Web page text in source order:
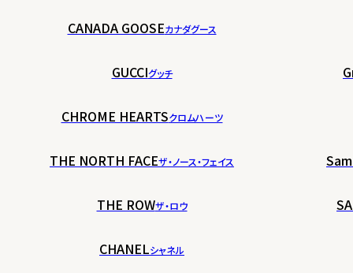
CANADA GOOSEカナダグース
GUCCIグッチ
CHROME HEARTSクロムハーツ
THE NORTH FACEザ・ノース・フェイス
THE ROWザ・ロウ
CHANELシャネル